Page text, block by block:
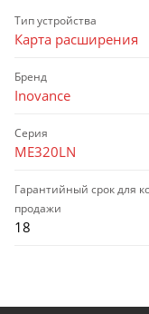
Тип устройства
Карта расширения
Бренд
Inovance
Серия
ME320LN
Гарантийный срок для
продажи
18